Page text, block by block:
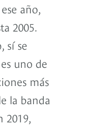
año,
2005.
sí se
uno de
más
la banda
2019,